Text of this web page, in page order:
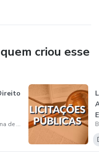
criou esse
Bruno Verzani Lima de Almeida